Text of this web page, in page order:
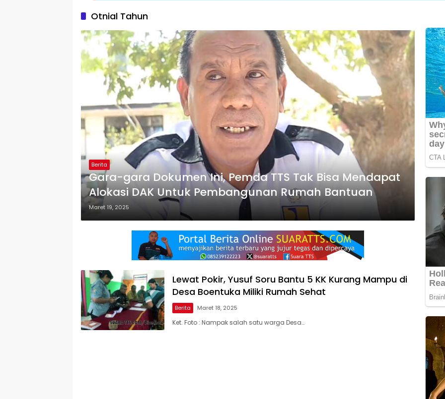
Otnial Tahun
Berita
Gara-gara Dokumen Ini, Pemda TTS Tak Bisa Mendapat
Alokasi DAK Untuk Pembangunan Rumah Bantuan
Maret 19, 2025
Lewat Pokir, Yusuf Soru Bantu 5 KK Kurang Mampu di
Desa Boentuka Miliki Rumah Sehat
Berita Maret 18, 2025
Ket. Foto : Nampak salah satu warga Desa…